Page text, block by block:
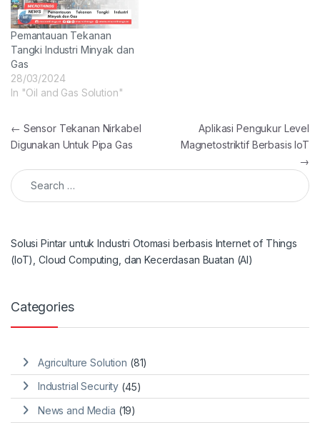
Pemantauan Tekanan
Tangki Industri Minyak dan
Gas
28/03/2024
In "Oil and Gas Solution"
Post navigation
← Sensor Tekanan Nirkabel
Digunakan Untuk Pipa Gas
Aplikasi Pengukur Level
Magnetostriktif Berbasis IoT
→
Search for:
Solusi Pintar untuk Industri Otomasi berbasis Internet of Things
(IoT), Cloud Computing, dan Kecerdasan Buatan (AI)
Categories
Agriculture Solution (81)
Industrial Security (45)
News and Media (19)